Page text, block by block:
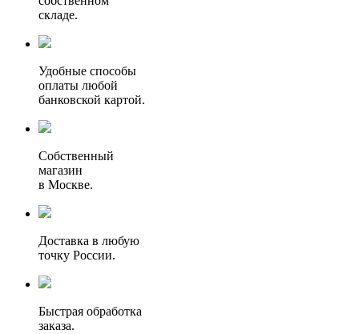
складе.
Удобные способы
оплаты любой
банковской картой.
Собственный
магазин
в Москве.
Доставка в любую
точку России.
Быстрая обработка
заказа.